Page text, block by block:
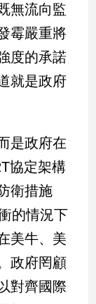
無流向監
霉嚴重將
度的承諾
就是政府
是政府在
協定架構
衛措施
的情況下
美牛、美
政府罔顧
對齊國際